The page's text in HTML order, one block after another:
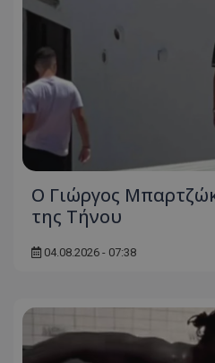
Ο Γιώργος
της Τήνου
04.08.2026 - 07:38